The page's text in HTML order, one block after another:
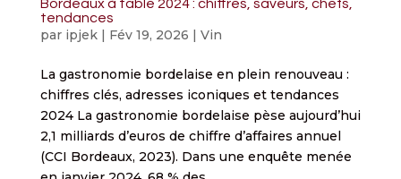
Bordeaux à table 2024 : chiffres, saveurs, chefs,
tendances
par ipjek| Fév 19, 2026 | Vin
La gastronomie bordelaise en plein renouveau :
chiffres clés, adresses iconiques et tendances
2024 La gastronomie bordelaise pèse aujourd’hui
2,1 milliards d’euros de chiffre d’affaires annuel
(CCI Bordeaux, 2023). Dans une enquête menée